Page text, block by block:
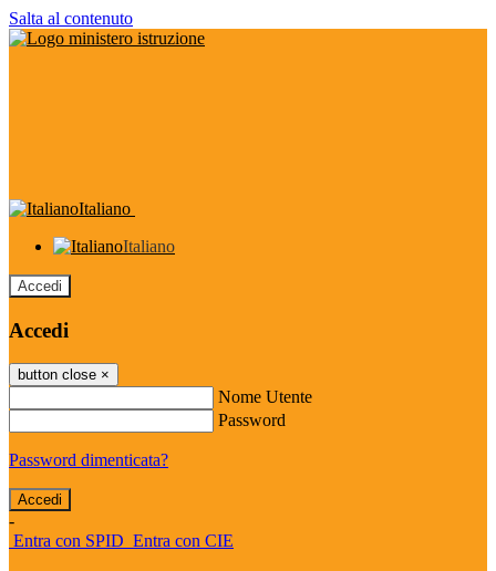
Salta al contenuto
Italiano
Italiano
Accedi
Accedi
button close ×
Nome Utente
Password
Password dimenticata?
-
Entra con SPID Entra con CIE